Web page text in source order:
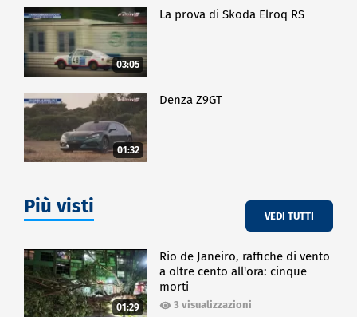
03:05
La prova di Skoda Elroq RS
01:32
Denza Z9GT
Più visti VEDI TUTTI
01:29
Rio de Janeiro, raffiche di vento
a oltre cento all'ora: cinque
morti
3 visualizzazioni